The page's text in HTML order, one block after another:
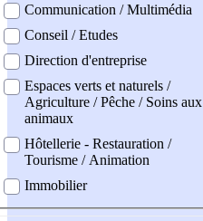
Communication / Multimédia
Conseil / Etudes
Direction d'entreprise
Espaces verts et naturels /
Agriculture / Pêche / Soins aux
animaux
Hôtellerie - Restauration /
Tourisme / Animation
Immobilier